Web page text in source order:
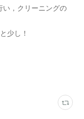
い，クリーニングの
少し！